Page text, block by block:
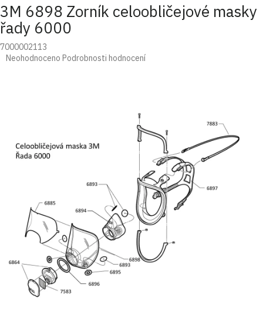
3M 6898 Zorník celoobličejové masky
řady 6000
7000002113
Průměrné
Neohodnoceno Podrobnosti hodnocení